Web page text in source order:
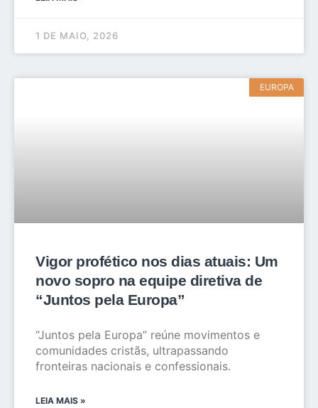
1 DE MAIO, 2026
EUROPA
Vigor profético nos dias atuais: Um
novo sopro na equipe diretiva de
“Juntos pela Europa”
“Juntos pela Europa” reúne movimentos e
comunidades cristãs, ultrapassando
fronteiras nacionais e confessionais.
LEIA MAIS »